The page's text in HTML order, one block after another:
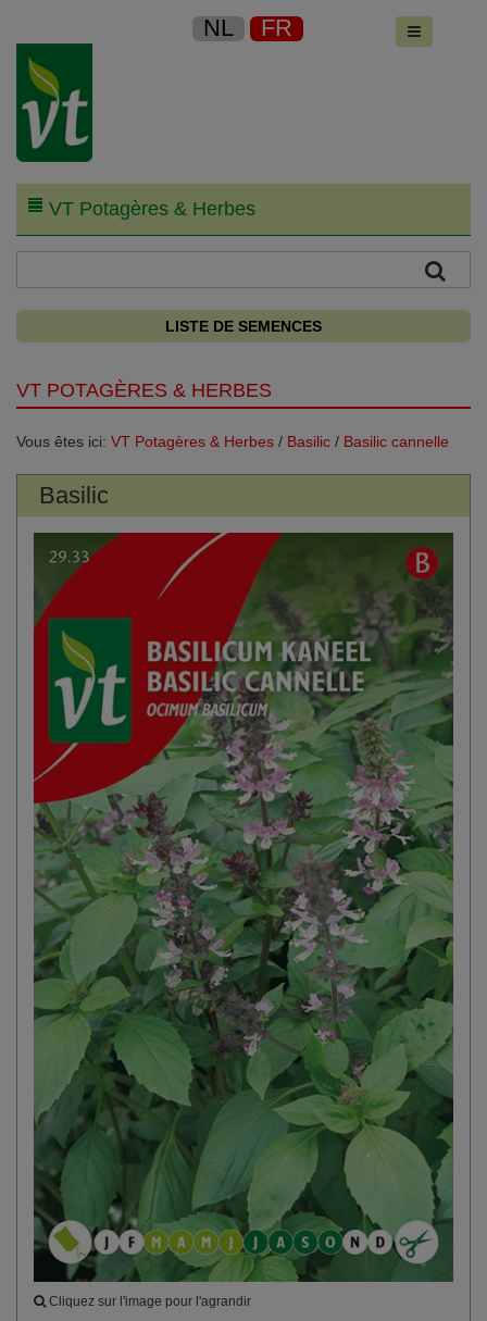
NL FR
VT Potagères & Herbes
LISTE DE SEMENCES
VT POTAGÈRES & HERBES
Vous êtes ici: VT Potagères & Herbes / Basilic / Basilic cannelle
Basilic
Cliquez sur l'image pour l'agrandir